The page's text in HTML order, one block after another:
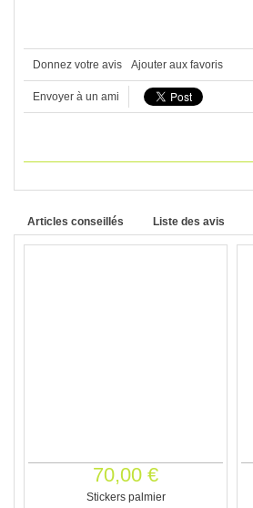
Donnez votre avis Ajouter aux favoris
Envoyer à un ami
Articles conseillés Liste des avis
70,00 €
Stickers palmier